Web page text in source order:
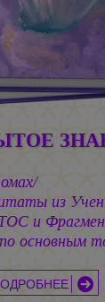
из
и
основным